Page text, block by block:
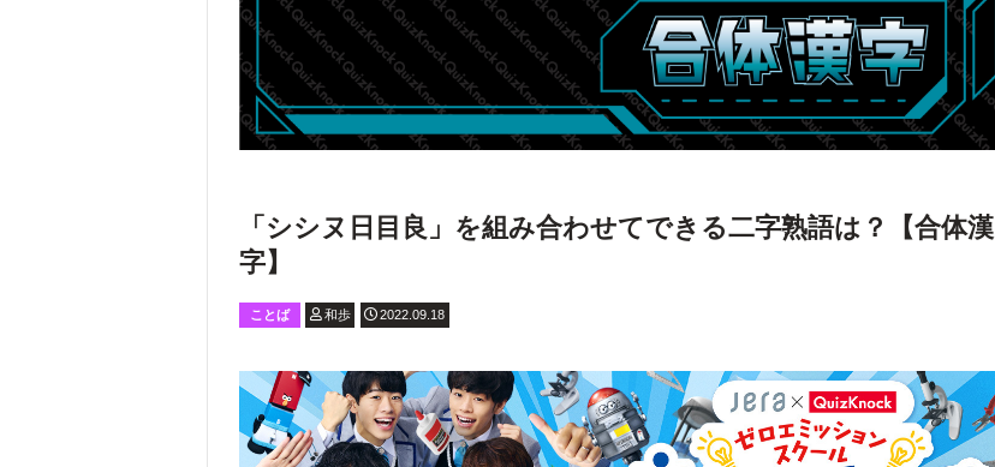
「シシヌ日目良」を組み合わせてできる二字熟語は？【合体漢
字】
ことば 和歩 2022.09.18